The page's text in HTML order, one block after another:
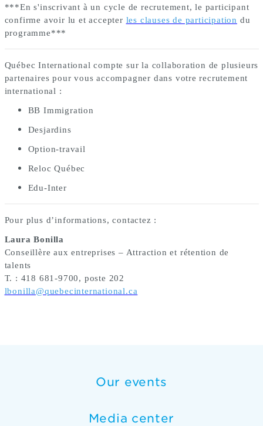
***En s'inscrivant à un cycle de recrutement, le participant
confirme avoir lu et accepter les clauses de participation du
programme***
Québec International compte sur la collaboration de plusieurs
partenaires pour vous accompagner dans votre recrutement
international :
BB Immigration
Desjardins
Option-travail
Reloc Québec
Edu-Inter
Pour plus d’informations, contactez :
Laura Bonilla
Conseillère aux entreprises – Attraction et rétention de
talents
T. : 418 681-9700, poste 202
lbonilla@quebecinternational.ca
Our events
Media center